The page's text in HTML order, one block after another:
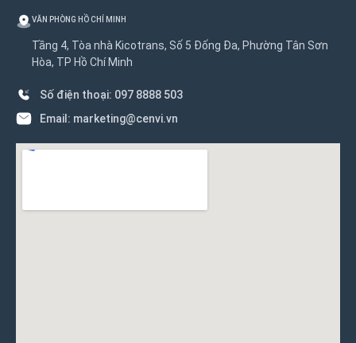
VĂN PHÒNG HỒ CHÍ MINH
Tầng 4, Tòa nhà Kicotrans, Số 5 Đống Đa, Phường Tân Sơn
Hòa, TP Hồ Chí Minh
Số điện thoại: 097 8888 503
Email: marketing@cenvi.vn